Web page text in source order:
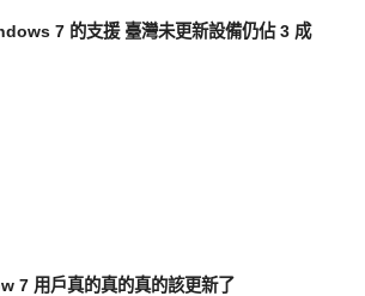
7 的支援 臺灣未更新設備仍佔 3 成
7 用戶真的真的真的該更新了